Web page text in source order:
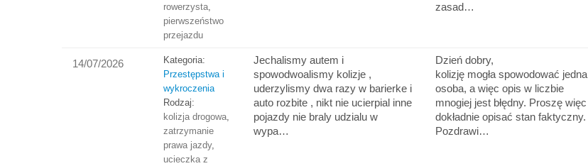
rowerzysta,
pierwszeństwo
przejazdu
zasad…
14/07/2026
Kategoria:
Przestępstwa i
wykroczenia
Rodzaj:
kolizja drogowa,
zatrzymanie
prawa jazdy,
ucieczka z
Jechalismy autem i
spowodwoalismy kolizje ,
uderzylismy dwa razy w barierke i
auto rozbite , nikt nie ucierpial inne
pojazdy nie braly udzialu w
wypa…
Dzień dobry,
kolizję mogła spowodować jedna
osoba, a więc opis w liczbie
mnogiej jest błędny. Proszę więc
dokładnie opisać stan faktyczny.
Pozdrawi…